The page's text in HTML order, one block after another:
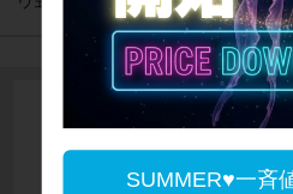
SUMMER♥一斉